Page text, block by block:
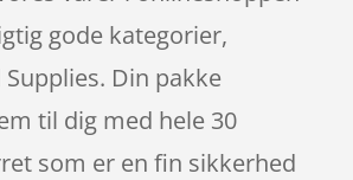
gode kategorier,
Din pakke
til dig med hele 30
som er en fin sikkerhed